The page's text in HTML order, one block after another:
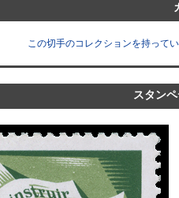
この切手のコレクションを持って
スタン